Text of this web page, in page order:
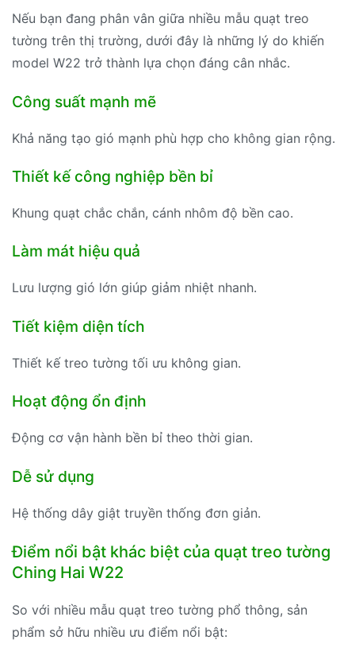
Nếu bạn đang phân vân giữa nhiều mẫu quạt treo
tường trên thị trường, dưới đây là những lý do khiến
model W22 trở thành lựa chọn đáng cân nhắc.
Công suất mạnh mẽ
Khả năng tạo gió mạnh phù hợp cho không gian rộng.
Thiết kế công nghiệp bền bỉ
Khung quạt chắc chắn, cánh nhôm độ bền cao.
Làm mát hiệu quả
Lưu lượng gió lớn giúp giảm nhiệt nhanh.
Tiết kiệm diện tích
Thiết kế treo tường tối ưu không gian.
Hoạt động ổn định
Động cơ vận hành bền bỉ theo thời gian.
Dễ sử dụng
Hệ thống dây giật truyền thống đơn giản.
Điểm nổi bật khác biệt của quạt treo tường
Ching Hai W22
So với nhiều mẫu quạt treo tường phổ thông, sản
phẩm sở hữu nhiều ưu điểm nổi bật: